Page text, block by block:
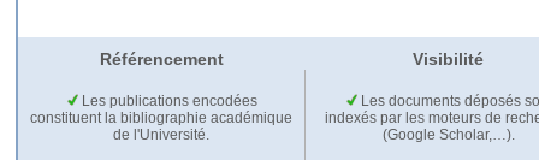
Référencement Visibilité
Les publications encodées
constituent la bibliographie académique
de l'Université.
Les documents déposés
indexés par les moteurs de
(Google Scholar,…).